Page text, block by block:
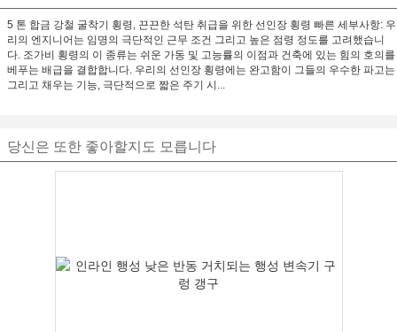
5 톤 합금 강철 굴착기 횡령, 끈끈한 석탄 취급을 위한 선인장 횡령 빠른 세부사항: 우
리의 엔지니어는 임명의 극단적인 근무 조건 그리고 높은 점령 정도를 고려했습니
다. 조가비 횡령의 이 종류는 쉬운 가동 및 고능률의 이점과 건축에 있는 힘의 호의를
베푸는 배급을 결합합니다. 우리의 선인장 횡령에는 완고함이 그들의 우수한 파고는
그리고 채우는 기능, 극단적으로 짧은 주기 시...
당신은 또한 좋아할지도 모릅니다